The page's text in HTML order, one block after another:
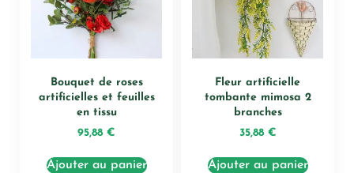
Bouquet de roses
artificielles et feuilles
en tissu
95,88 €
Ajouter au panier
Fleur artificielle
tombante mimosa 2
branches
35,88 €
Ajouter au panier